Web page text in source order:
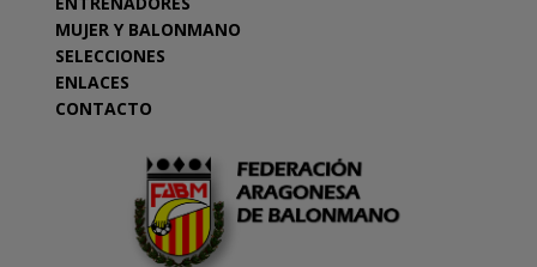
MUJER Y BALONMANO
SELECCIONES
ENLACES
CONTACTO